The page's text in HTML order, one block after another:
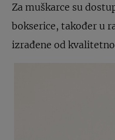
Za muškarce su
bokserice, također u
izrađene od